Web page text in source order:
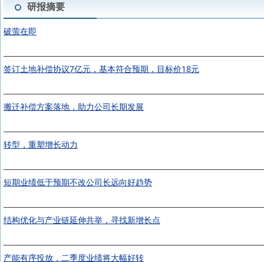
研报摘要
破萤在即
签订土地补偿协议7亿元，基本符合预期，目标价18元
搬迁补偿方案落地，助力公司长期发展
转型，重塑增长动力
短期业绩低于预期不改公司长远向好趋势
结构优化与产业链延伸共举，寻找新增长点
产能有序投放，二季度业绩将大幅好转